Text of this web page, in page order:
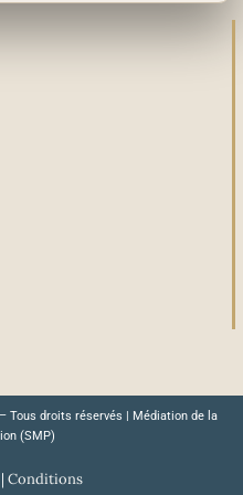
Tous droits réservés | Médiation de la
(SMP)
| Conditions